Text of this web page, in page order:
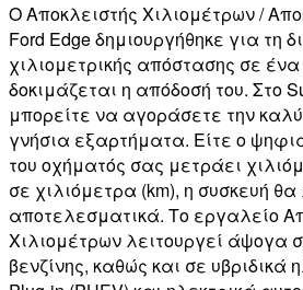
Ο Αποκλειστής Χιλιομέτρων /
Ford Edge δημιουργήθηκε για τη
χιλιομετρικής απόστασης σε
δοκιμάζεται η απόδοσή του. Στο
μπορείτε να αγοράσετε την
γνήσια εξαρτήματα. Είτε ο
του οχήματός σας μετράει
σε χιλιόμετρα (km), η συσκευή θα
αποτελεσματικά. Το εργαλείο
Χιλιομέτρων λειτουργεί άψογα
βενζίνης, καθώς και σε υβριδικά